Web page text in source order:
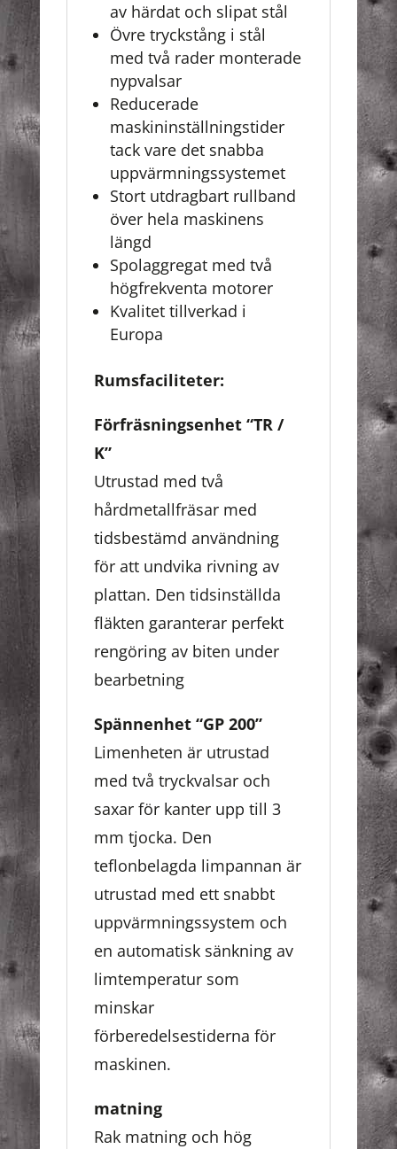
av härdat och slipat stål
Övre tryckstång i stål
med två rader monterade
nypvalsar
Reducerade
maskininställningstider
tack vare det snabba
uppvärmningssystemet
Stort utdragbart rullband
över hela maskinens
längd
Spolaggregat med två
högfrekventa motorer
Kvalitet tillverkad i
Europa
Rumsfaciliteter:
Förfräsningsenhet “TR /
K”
Utrustad med två
hårdmetallfräsar med
tidsbestämd användning
för att undvika rivning av
plattan. Den tidsinställda
fläkten garanterar perfekt
rengöring av biten under
bearbetning
Spännenhet “GP 200”
Limenheten är utrustad
med två tryckvalsar och
saxar för kanter upp till 3
mm tjocka. Den
teflonbelagda limpannan är
utrustad med ett snabbt
uppvärmningssystem och
en automatisk sänkning av
limtemperatur som
minskar
förberedelsestiderna för
maskinen.
matning
Rak matning och hög